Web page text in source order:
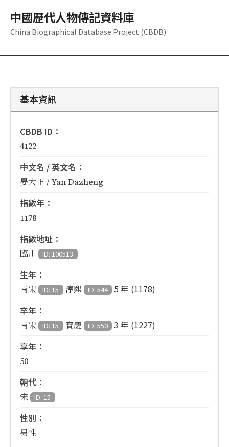
中國歷代人物傳記資料庫
China Biographical Database Project (CBDB)
基本資訊
CBDB ID：
4122
中文名 / 英文名：
晏大正 / Yan Dazheng
指數年：
1178
指數地址：
臨川 ID: 100513
生年：
南宋 ID: 15 淳熙 ID: 544
5 年 (1178)
卒年：
南宋 ID: 15 寶慶 ID: 550
3 年 (1227)
享年：
50
朝代：
宋 ID: 15
性別：
男性